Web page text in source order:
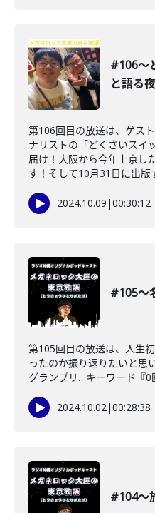
#106〜
と語る
第106回目の放送は、ゲス
ナリストの「どくさいスイ
届け！大阪から今年上京し
す！そして10月31日に出版
2024.10.09 |00:30:12
#105〜
第105回目の放送は、人生
ったのか振り返りたいと思
グランプリ…キーワード『0
2024.10.02|00:28:38
#104〜